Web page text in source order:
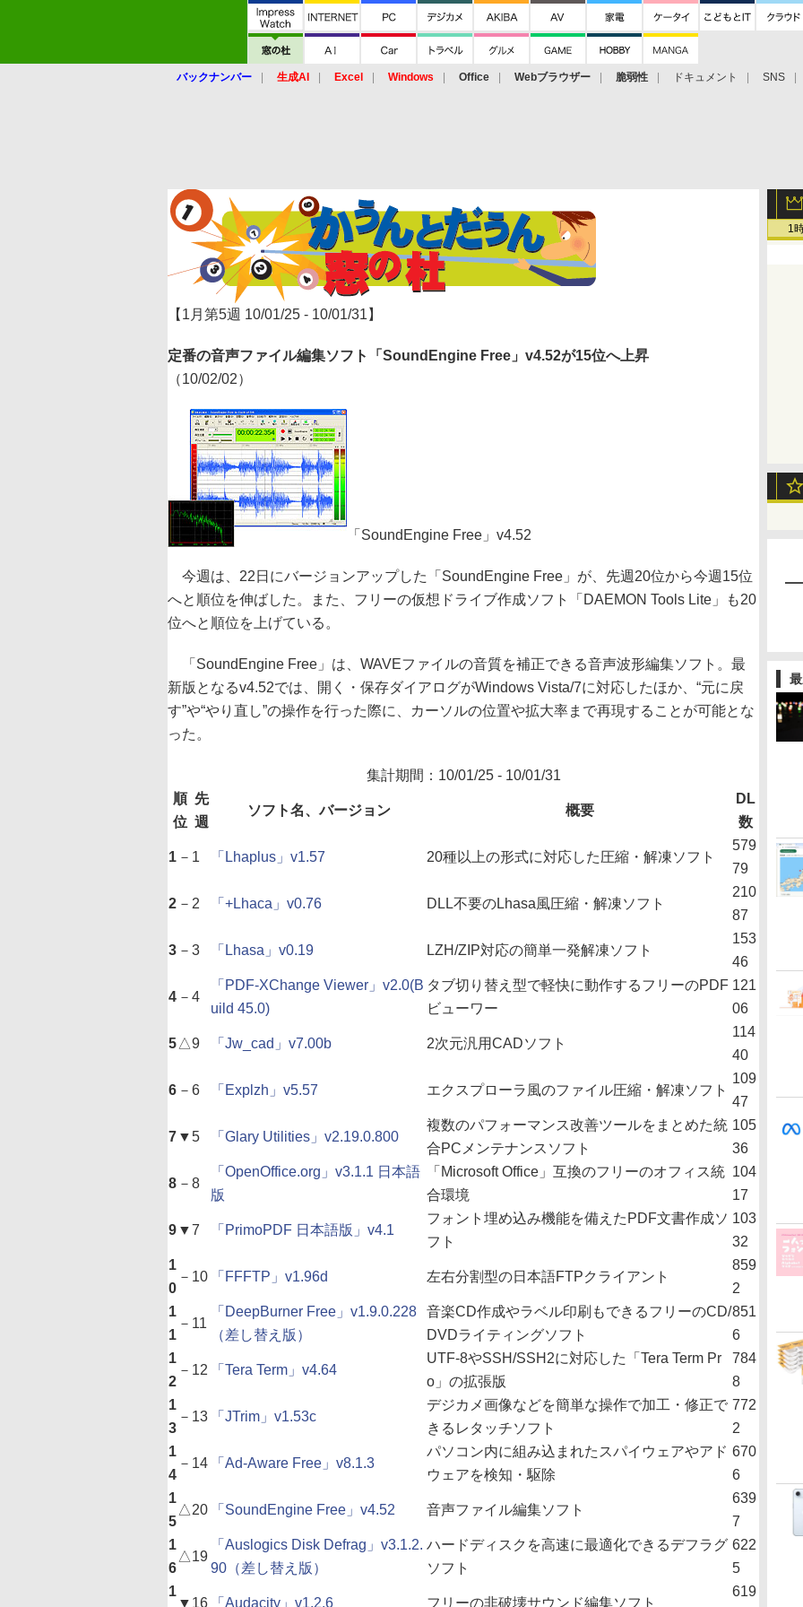
バックナンバー 生成AI Excel Windows Office Webブラウザー 脆弱性 ドキュメント SNS
1
【1月第5週 10/01/25 - 10/01/31】
定番の音声ファイル編集ソフト「SoundEngine Free」v4.52が15位へ上昇
（10/02/02）
「SoundEngine Free」v4.52
今週は、22日にバージョンアップした「SoundEngine Free」が、先週20位から今週15位
へと順位を伸ばした。また、フリーの仮想ドライブ作成ソフト「DAEMON Tools Lite」も20
位へと順位を上げている。
「SoundEngine Free」は、WAVEファイルの音質を補正できる音声波形編集ソフト。最
新版となるv4.52では、開く・保存ダイアログがWindows Vista/7に対応したほか、“元に戻
す”や“やり直し”の操作を行った際に、カーソルの位置や拡大率まで再現することが可能とな
った。
集計期間：10/01/25 - 10/01/31
順
位
先
週
ソフト名、バージョン 概要
DL
数
1 － 1 「Lhaplus」v1.57 20種以上の形式に対応した圧縮・解凍ソフト
579
79
2 － 2 「+Lhaca」v0.76 DLL不要のLhasa風圧縮・解凍ソフト
210
87
3 － 3 「Lhasa」v0.19 LZH/ZIP対応の簡単一発解凍ソフト
153
46
4 － 4
「PDF-XChange Viewer」v2.0(B
uild 45.0)
タブ切り替え型で軽快に動作するフリーのPDF
ビューワー
121
06
5△9 「Jw_cad」v7.00b 2次元汎用CADソフト
114
40
6 － 6 「Explzh」v5.57 エクスプローラ風のファイル圧縮・解凍ソフト
109
47
7 ▼5 「Glary Utilities」v2.19.0.800
複数のパフォーマンス改善ツールをまとめた統
合PCメンテナンスソフト
105
36
8 － 8
「OpenOffice.org」v3.1.1 日本語
版
「Microsoft Office」互換のフリーのオフィス統
合環境
104
17
9 ▼7 「PrimoPDF 日本語版」v4.1
フォント埋め込み機能を備えたPDF文書作成ソ
フト
103
32
1
0
－ 10 「FFFTP」v1.96d 左右分割型の日本語FTPクライアント
859
2
1
1
－ 11
「DeepBurner Free」v1.9.0.228
（差し替え版）
音楽CD作成やラベル印刷もできるフリーのCD/
DVDライティングソフト
851
6
1
2
－ 12 「Tera Term」v4.64
UTF-8やSSH/SSH2に対応した「Tera Term Pr
o」の拡張版
784
8
1
3
－ 13 「JTrim」v1.53c
デジカメ画像などを簡単な操作で加工・修正で
きるレタッチソフト
772
2
1
4
－ 14 「Ad-Aware Free」v8.1.3
パソコン内に組み込まれたスパイウェアやアド
ウェアを検知・駆除
670
6
1
5
△20 「SoundEngine Free」v4.52 音声ファイル編集ソフト
639
7
1
6
△19
「Auslogics Disk Defrag」v3.1.2.
90（差し替え版）
ハードディスクを高速に最適化できるデフラグ
ソフト
622
5
1
▼ 16 「Audacity」v1.2.6 フリーの非破壊サウンド編集ソフト
619